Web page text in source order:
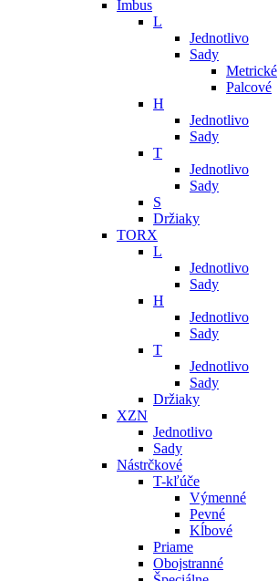
Imbus
L
Jednotlivo
Sady
Metrické
Palcové
H
Jednotlivo
Sady
T
Jednotlivo
Sady
S
Držiaky
TORX
L
Jednotlivo
Sady
H
Jednotlivo
Sady
T
Jednotlivo
Sady
Držiaky
XZN
Jednotlivo
Sady
Nástrčkové
T-kľúče
Výmenné
Pevné
Kĺbové
Priame
Obojstranné